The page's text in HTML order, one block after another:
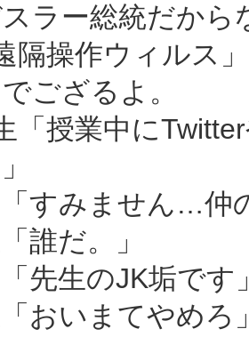
ラー総統だから
隔操作ウィルス
ござるよ。
「授業中に
すみません…仲
誰だ。」
先生のJK垢です
おいまてやめろ